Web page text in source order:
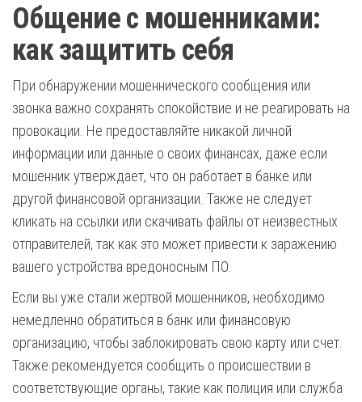
Общение с мошенниками:
как защитить себя
При обнаружении мошеннического сообщения или
звонка важно сохранять спокойствие и не реагировать на
провокации. Не предоставляйте никакой личной
информации или данные о своих финансах, даже если
мошенник утверждает, что он работает в банке или
другой финансовой организации. Также не следует
кликать на ссылки или скачивать файлы от неизвестных
отправителей, так как это может привести к заражению
вашего устройства вредоносным ПО.
Если вы уже стали жертвой мошенников, необходимо
немедленно обратиться в банк или финансовую
организацию, чтобы заблокировать свою карту или счет.
Также рекомендуется сообщить о происшествии в
соответствующие органы, такие как полиция или служба